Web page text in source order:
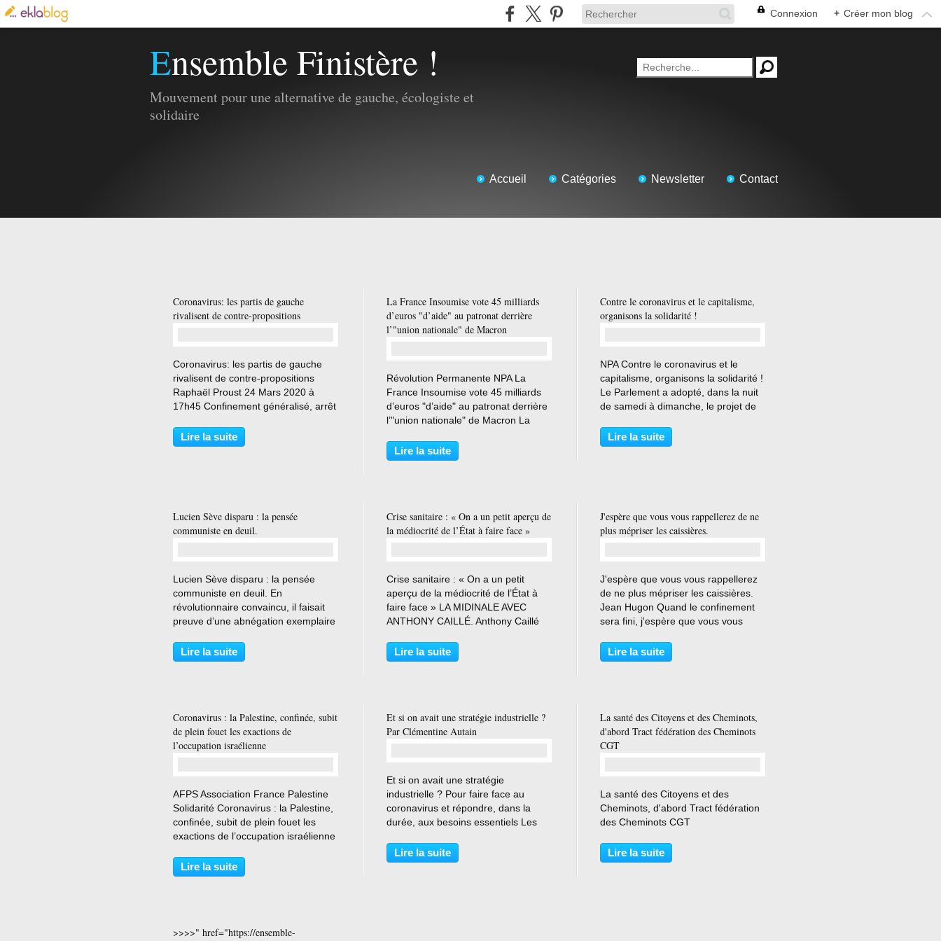
Connexion + Créer mon blog
Ensemble Finistère !
Mouvement pour une alternative de gauche, écologiste et
solidaire
Accueil Catégories Newsletter Contact
Coronavirus: les partis de gauche
rivalisent de contre-propositions
Coronavirus: les partis de gauche
rivalisent de contre-propositions
Raphaël Proust 24 Mars 2020 à
17h45 Confinement généralisé, arrêt
réquisitions voire nationalisations
temporaires... La liste des demandes
Lire la suite
La France Insoumise vote 45 milliards
d’euros "d’aide" au patronat derrière
l’"union nationale" de Macron
Révolution Permanente NPA La
France Insoumise vote 45 milliards
d’euros "d’aide" au patronat derrière
l’"union nationale" de Macron La
voté jeudi 19 mars le projet de loi de
finances rectificatif prévoyant un plan
Lire la suite
Contre le coronavirus et le capitalisme,
organisons la solidarité !
NPA Contre le coronavirus et le
capitalisme, organisons la solidarité !
Le Parlement a adopté, dans la nuit
de samedi à dimanche, le projet de
indigente quant aux mesures
élémentaires de santé publique n’est
Lire la suite
Lucien Sève disparu : la pensée
communiste en deuil.
Lucien Sève disparu : la pensée
communiste en deuil. En
révolutionnaire convaincu, il faisait
preuve d’une abnégation exemplaire
d’une vie pour faire vivre l’idée selon
laquelle « le libre développement de
Lire la suite
Crise sanitaire : « On a un petit aperçu de
la médiocrité de l’État à faire face »
Crise sanitaire : « On a un petit
aperçu de la médiocrité de l’État à
faire face » LA MIDINALE AVEC
ANTHONY CAILLÉ. Anthony Caillé
Face au Covid-19, les policiers sont,
eux aussi, en premières lignes. Avec
Lire la suite
J'espère que vous vous rappellerez de ne
plus mépriser les caissières.
J'espère que vous vous rappellerez
de ne plus mépriser les caissières.
Jean Hugon Quand le confinement
sera fini, j'espère que vous vous
caissières. Twitter Vidéo >>>>>
Pierre Jacquemain Et qu’on les
Lire la suite
Coronavirus : la Palestine, confinée, subit
de plein fouet les exactions de
l’occupation israélienne
AFPS Association France Palestine
Solidarité Coronavirus : la Palestine,
confinée, subit de plein fouet les
exactions de l’occupation israélienne
palestine.org/Coronavirus-la-
Palestine-confinee-subit-de-plein-
Lire la suite
Et si on avait une stratégie industrielle ?
Par Clémentine Autain
Et si on avait une stratégie
industrielle ? Pour faire face au
coronavirus et répondre, dans la
durée, aux besoins essentiels Les
là où nous avons alerté maintes fois.
Comment est-il possible, à l’heure de
Lire la suite
La santé des Citoyens et des Cheminots,
d'abord Tract fédération des Cheminots
CGT
La santé des Citoyens et des
Cheminots, d'abord Tract fédération
des Cheminots CGT
Lire la suite
>>>>" href="https://ensemble-